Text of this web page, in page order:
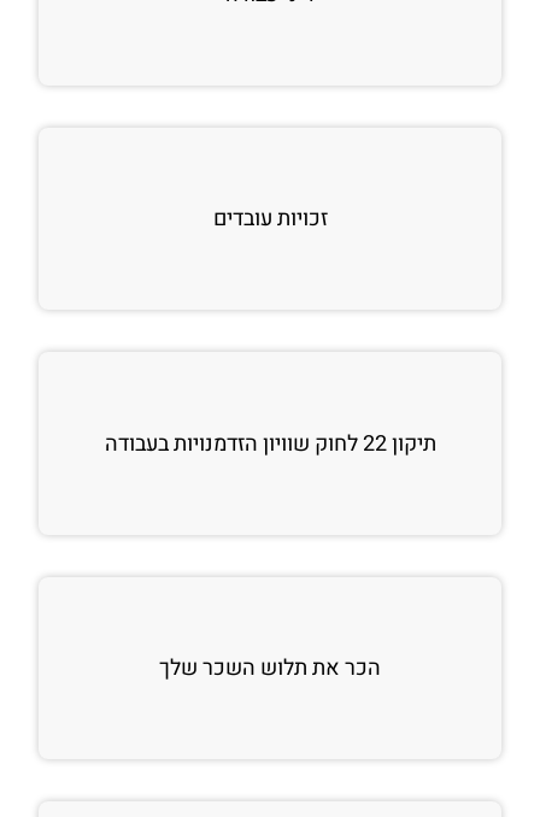
זכויות עובדים
תיקון 22 לחוק שוויון הזדמנויות בעבודה
הכר את תלוש השכר שלך